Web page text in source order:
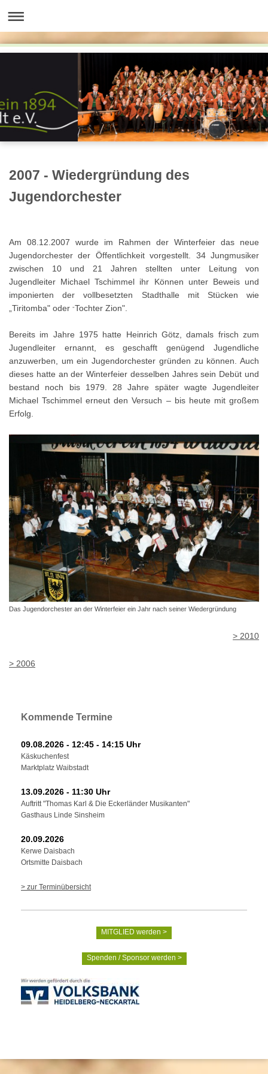
2007 - Wiedergründung des
Jugendorchester
Am 08.12.2007 wurde im Rahmen der Winterfeier das neue
Jugendorchester der Öffentlichkeit vorgestellt. 34 Jungmusiker
zwischen 10 und 21 Jahren stellten unter Leitung von
Jugendleiter Michael Tschimmel ihr Können unter Beweis und
imponierten der vollbesetzten Stadthalle mit Stücken wie
„Tiritomba" oder "Tochter Zion".
Bereits im Jahre 1975 hatte Heinrich Götz, damals frisch zum
Jugendleiter ernannt, es geschafft genügend Jugendliche
anzuwerben, um ein Jugendorchester gründen zu können. Auch
dieses hatte an der Winterfeier desselben Jahres sein Debüt und
bestand noch bis 1979. 28 Jahre später wagte Jugendleiter
Michael Tschimmel erneut den Versuch – bis heute mit großem
Erfolg.
Das Jugendorchester an der Winterfeier ein Jahr nach seiner Wiedergründung
> 2010
> 2006
Kommende Termine
09.08.2026 - 12:45 - 14:15 Uhr
Käskuchenfest
Marktplatz Waibstadt
13.09.2026 - 11:30 Uhr
Auftritt "Thomas Karl & Die Eckerländer Musikanten"
Gasthaus Linde Sinsheim
20.09.2026
Kerwe Daisbach
Ortsmitte Daisbach
> zur Terminübersicht
MITGLIED werden >
Spenden / Sponsor werden >